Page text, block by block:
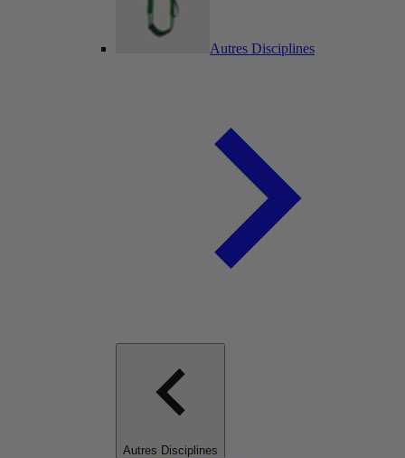
Autres Disciplines
Autres Disciplines